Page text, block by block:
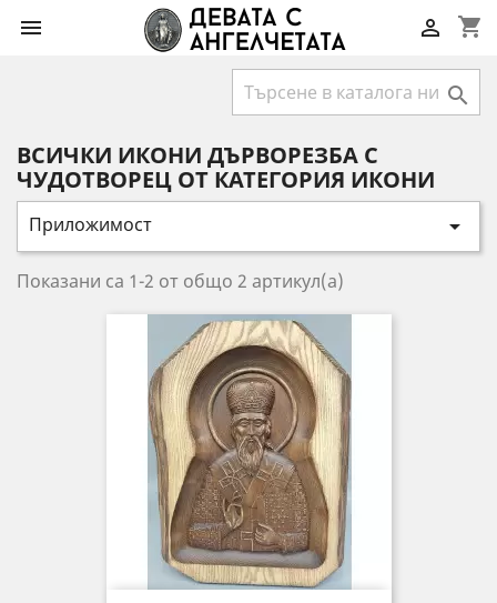
 shopping_cart


ВСИЧКИ ИКОНИ ДЪРВОРЕЗБА С
ЧУДОТВОРЕЦ ОТ КАТЕГОРИЯ ИКОНИ
Приложимост 
Показани са 1-2 от общо 2 артикул(а)